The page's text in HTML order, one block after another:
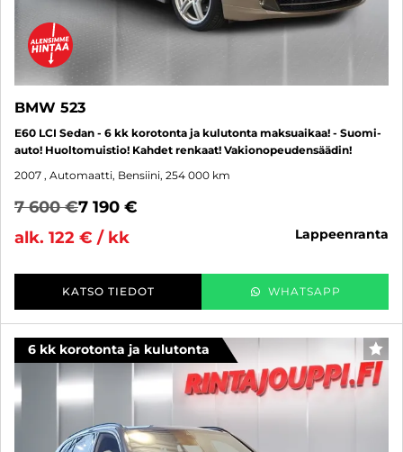
BMW 523
E60 LCI Sedan - 6 kk korotonta ja kulutonta maksuaikaa! - Suomi-
auto! Huoltomuistio! Kahdet renkaat! Vakionopeudensäädin!
2007 , Automaatti, Bensiini, 254 000 km
7 600 €7 190 €
alk. 122 € / kk
lappeenranta
KATSO TIEDOT WHATSAPP
6 kk korotonta ja kulutonta